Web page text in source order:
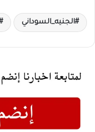
الجنيه_السوداني